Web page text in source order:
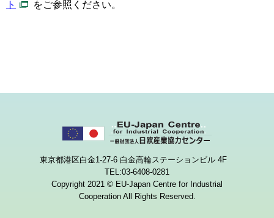
ト
をご参照ください。
東京都港区白金1-27-6 白金高輪ステーションビル 4F
TEL:03-6408-0281
Copyright 2021 © EU-Japan Centre for Industrial
Cooperation All Rights Reserved.